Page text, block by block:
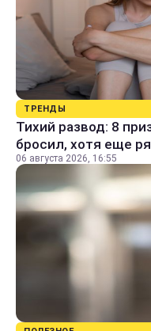
ТРЕНДЫ
Тихий развод: 8
бросил, хотя еще
06 августа 2026, 16:55